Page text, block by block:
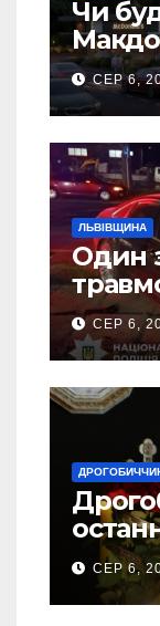
Чи
СЕР 6,
ЛЬВІВЩИНА
Один
ДТП
СЕР 6,
свого
СЕР 6,